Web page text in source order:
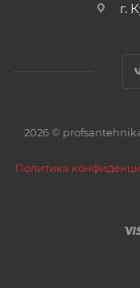
г.
2026 ©
Политика